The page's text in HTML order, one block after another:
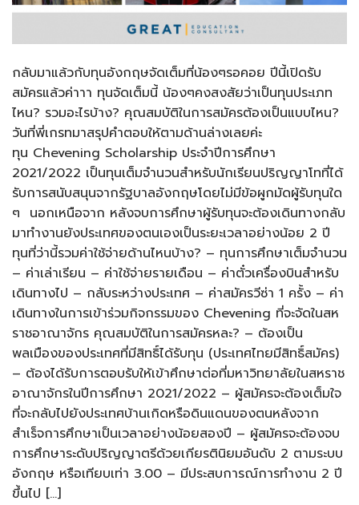
กลับมาแล้วกับทุนอังกฤษจัดเต็มที่น้องๆรอคอย ปีนี้เปิดรับ
สมัครแล้วค่าาา ทุนจัดเต็มนี้ น้องๆคงสงสัยว่าเป็นทุนประเภท
ไหน? รวมอะไรบ้าง? คุณสมบัติในการสมัครต้องเป็นแบบไหน?
วันที่พี่เกรทมาสรุปคำตอบให้ตามด้านล่างเลยค่ะ
ทุน Chevening Scholarship ประจำปีการศึกษา
2021/2022 เป็นทุนเต็มจำนวนสำหรับนักเรียนปริญญาโทที่ได้
รับการสนับสนุนจากรัฐบาลอังกฤษโดยไม่มีข้อผูกมัดผู้รับทุนใด
ๆ นอกเหนือจาก หลังจบการศึกษาผู้รับทุนจะต้องเดินทางกลับ
มาทำงานยังประเทศของตนเองเป็นระยะเวลาอย่างน้อย 2 ปี
ทุนที่ว่านี้รวมค่าใช้จ่ายด้านไหนบ้าง? – ทุนการศึกษาเต็มจำนวน
– ค่าเล่าเรียน – ค่าใช้จ่ายรายเดือน – ค่าตั๋วเครื่องบินสำหรับ
เดินทางไป – กลับระหว่างประเทศ – ค่าสมัครวีซ่า 1 ครั้ง – ค่า
เดินทางในการเข้าร่วมกิจกรรมของ Chevening ที่จะจัดในสห
ราชอาณาจักร คุณสมบัติในการสมัครหละ? – ต้องเป็น
พลเมืองของประเทศที่มีสิทธิ์ได้รับทุน (ประเทศไทยมีสิทธิ์สมัคร)
– ต้องได้รับการตอบรับให้เข้าศึกษาต่อที่มหาวิทยาลัยในสหราช
อาณาจักรในปีการศึกษา 2021/2022 – ผู้สมัครจะต้องเต็มใจ
ที่จะกลับไปยังประเทศบ้านเกิดหรือดินแดนของตนหลังจาก
สำเร็จการศึกษาเป็นเวลาอย่างน้อยสองปี – ผู้สมัครจะต้องจบ
การศึกษาระดับปริญญาตรีด้วยเกียรตินิยมอันดับ 2 ตามระบบ
อังกฤษ หรือเทียบเท่า 3.00 – มีประสบการณ์การทำงาน 2 ปี
ขึ้นไป […]